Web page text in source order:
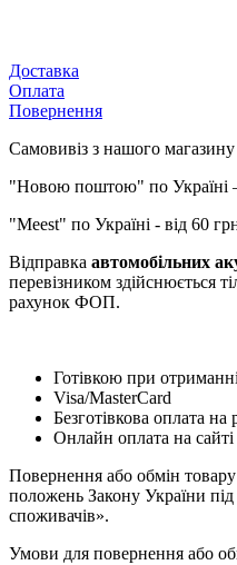
Доставка
Оплата
Повернення
Самовивіз з нашого
"Новою поштою" по Україні
"Meest" по Україні - від 60
Відправка автомобільних
перевізником здійснюється
рахунок ФОП.
Готівкою при отриманні
Visa/MasterCard
Безготівкова оплата
Онлайн оплата на сайті
Повернення або обмін
положень Закону України
споживачів».
Умови для повернення або